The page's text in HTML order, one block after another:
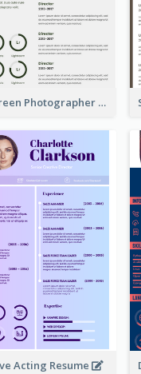
Dark Green Photographer Resume
Acting Resume